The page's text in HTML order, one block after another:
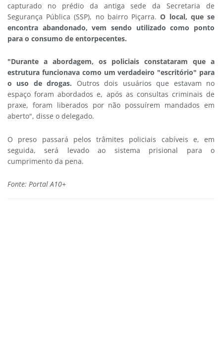
capturado no prédio da antiga sede da Secretaria de
Segurança Pública (SSP), no bairro Piçarra.O local, que se
encontra abandonado, vem sendo utilizado como ponto
para o consumo de entorpecentes.
"Durante a abordagem, os policiais constataram que a
estrutura funcionava como um verdadeiro "escritório" para
o uso de drogas. Outros dois usuários que estavam no
espaço foram abordados e, após as consultas criminais de
praxe, foram liberados por não possuírem mandados em
aberto", disse o delegado.
O preso passará pelos trâmites policiais cabíveis e, em
seguida, será levado ao sistema prisional para o
cumprimento da pena.
Fonte: Portal A10+